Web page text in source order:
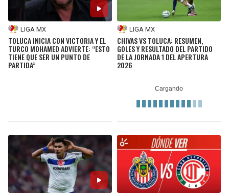
LIGA MX
TOLUCA INICIA CON VICTORIA Y EL
TURCO MOHAMED ADVIERTE: “ESTO
TIENE QUE SER UN PUNTO DE
PARTIDA”
LIGA MX
CHIVAS VS TOLUCA: RESUMEN,
GOLES Y RESULTADO DEL PARTIDO
DE LA JORNADA 1 DEL APERTURA
2026